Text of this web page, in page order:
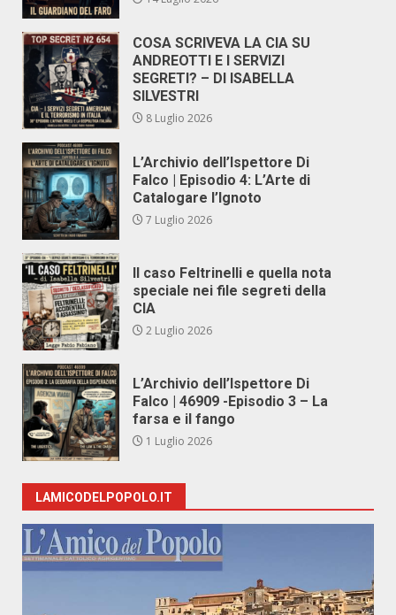
COSA SCRIVEVA LA CIA SU
ANDREOTTI E I SERVIZI
SEGRETI? – DI ISABELLA
SILVESTRI
8 Luglio 2026
L’Archivio dell’Ispettore Di
Falco | Episodio 4: L’Arte di
Catalogare l’Ignoto
7 Luglio 2026
Il caso Feltrinelli e quella nota
speciale nei file segreti della
CIA
2 Luglio 2026
L’Archivio dell’Ispettore Di
Falco | 46909 -Episodio 3 – La
farsa e il fango
1 Luglio 2026
LAMICODELPOPOLO.IT